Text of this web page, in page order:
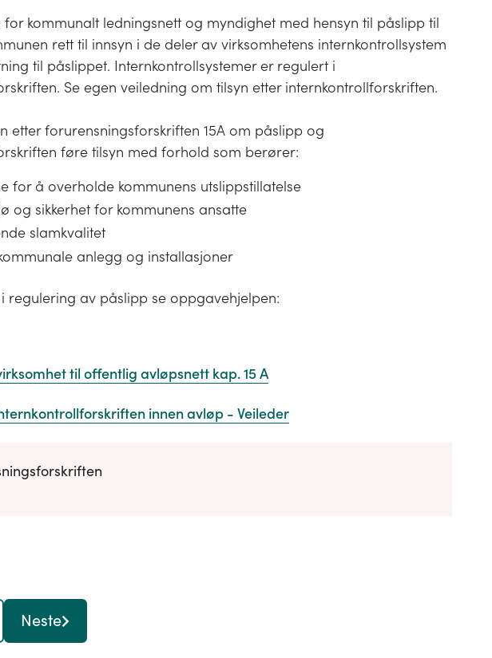
for kommunalt ledningsnett og myndighet med hensyn til påslipp til
rett til innsyn i de deler av virksomhetens internkontrollsystem
til påslippet. Internkontrollsystemer er regulert i
Se egen veiledning om tilsyn etter internkontrollforskriften.
etter forurensningsforskriften 15A om påslipp og
føre tilsyn med forhold som berører:
for å overholde kommunens utslippstillatelse
og sikkerhet for kommunens ansatte
slamkvalitet
anlegg og installasjoner
regulering av påslipp se oppgavehjelpen:
til offentlig avløpsnett kap. 15 A
innen avløp - Veileder
Neste